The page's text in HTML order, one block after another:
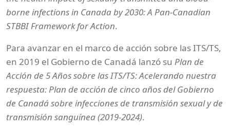
borne infections in Canada by 2030: A Pan-Canadian
STBBI Framework for Action.
Para avanzar en el marco de acción sobre las ITS/TS,
en 2019 el Gobierno de Canadá lanzó su Plan de
Acción de 5 Años sobre las ITS/TS: Acelerando nuestra
respuesta: Plan de acción de cinco años del Gobierno
de Canadá sobre infecciones de transmisión sexual y de
transmisión sanguínea (2019-2024).